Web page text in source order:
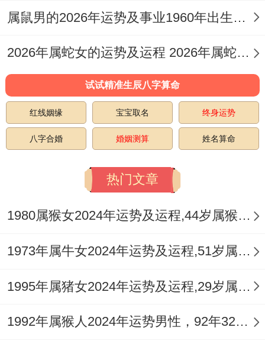
佩戴专属护身符：属蛇者可选择祥安阁麟猴
冲突跟调跟着,民间有“本命年不宜结婚”的说
法,但“冲喜”习俗认为参同喜庆场合可提升运
势！
本命年参加婚礼的益处,情绪提振：喜庆氛围
有助于缓解本命年的压抑感.
人际拓展：通过社交活动结识贵人改善事业
需规避的生肖组合、自刑生肖：龙、马、
鸡、猪在本命年结婚需谨慎；
属鼠男的2026年运势及事业1960年出生的命运 属鼠男的2026婚姻
2026年属蛇女的运势及运程 2026年属蛇女全年运势及运程
试试精准生辰八字算命
红线姻缘 宝宝取名 终身运势
八字合婚 婚姻测算 姓名算命
热门文章
1980属猴女2024年运势及运程,44岁属猴人2024全年每月运势女性如何
1973年属牛女2024年运势及运程,51岁属牛人2024全年每月运势女性如何
1995年属猪女2024年运势及运程,29岁属猪人2024全年每月运势女性如何
1992年属猴人2024年运势男性，92年32岁属猴男2024年每月运程怎么样